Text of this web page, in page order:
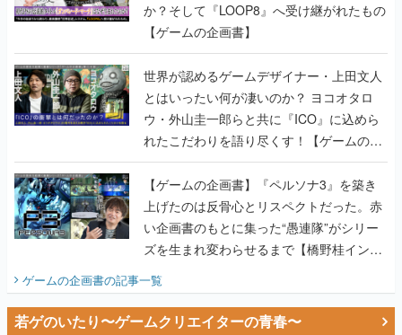
か？そして『LOOP8』へ受け継がれたもの
【ゲームの企画書】
世界が認めるゲームデザイナー・上田文人
とはいったい何が凄いのか？ ヨコオタロ
ウ・外山圭一郎らと共に『ICO』に込めら
れたこだわりを語り尽くす！【ゲームの企
画書】
【ゲームの企画書】『ペルソナ3』を築き
上げたのは反骨心とリスペクトだった。赤
い企画書のもとに集った“愚連隊”がシリー
ズを生まれ変わらせるまで【橋野桂インタ
ビュー】
ゲームの企画書の記事一覧
若ゲのいたり〜ゲームクリエイターの青春〜